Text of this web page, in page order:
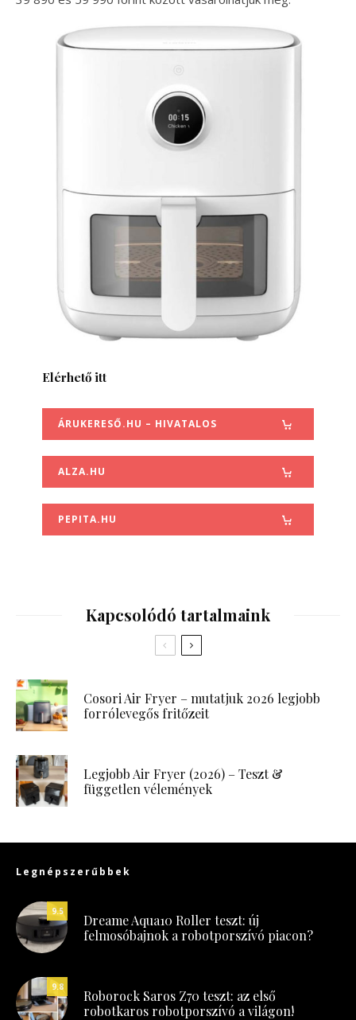
Elérhető itt
ÁRUKERESŐ.HU – HIVATALOS
ALZA.HU
PEPITA.HU
Kapcsolódó tartalmaink
Cosori Air Fryer – mutatjuk 2026 legjobb
forrólevegős fritőzeit
Legjobb Air Fryer (2026) – Teszt &
független vélemények
Legnépszerűbbek
9.5
Dreame Aqua10 Roller teszt: új
felmosóbajnok a robotporszívó piacon?
9.8
Roborock Saros Z70 teszt: az első
robotkaros robotporszívó a világon!